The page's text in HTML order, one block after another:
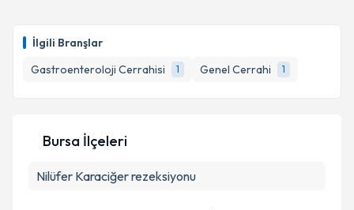
İlgili Branşlar
Gastroenteroloji Cerrahisi
1 Genel Cerrahi 1
için bir takvim hazırlandığında e-posta ile
bilgilendireceğiz.
E-posta Adresiniz
Kişisel verilerimin işlenmesine ilişkin
Bursa İlçeleri
Nilüfer Karaciğer rezeksiyonu